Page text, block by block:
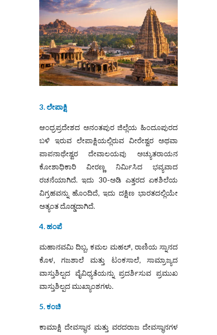
3. ಲೇಪಾಕ್ಷಿ
ಆಂಧ್ರಪ್ರದೇಶದ ಅನಂತಪುರ ಜಿಲ್ಲೆಯ ಹಿಂದೂಪುರದ
ಬಳಿ ಇರುವ ಲೇಪಾಕ್ಷಿಯಲ್ಲಿರುವ ವೀರೇಶ್ವರ ಅಥವಾ
ಪಾಪನಾಥೇಶ್ವರ ದೇವಾಲಯವು ಅಚ್ಯುತರಾಯನ
ಕೋಶಾಧಿಕಾರಿ ವೀರಣ್ಣ ನಿರ್ಮಿಸಿದ ಭವ್ಯವಾದ
ರಚನೆಯಾಗಿದೆ. ಇದು 30-ಅಡಿ ಎತ್ತರದ ಏಕಶಿಲೆಯ
ವಿಗ್ರಹವನ್ನು ಹೊಂದಿದೆ, ಇದು ದಕ್ಷಿಣ ಭಾರತದಲ್ಲಿಯೇ
ಅತ್ಯಂತ ದೊಡ್ಡದಾಗಿದೆ.
4. ಹಂಪೆ
ಮಹಾನವಮಿ ದಿಬ್ಬ, ಕಮಲ ಮಹಲ್, ರಾಣಿಯ ಸ್ನಾನದ
ಕೊಳ, ಗಜಶಾಲೆ ಮತ್ತು ಟಂಕಸಾಲೆ, ಸಾಮ್ರಾಜ್ಯದ
ವಾಸ್ತುಶಿಲ್ಪದ ವೈವಿಧ್ಯತೆಯನ್ನು ಪ್ರದರ್ಶಿಸುವ ಪ್ರಮುಖ
ವಾಸ್ತುಶಿಲ್ಪದ ಮುಖ್ಯಾಂಶಗಳು.
5. ಕಂಚಿ
ಕಾಮಾಕ್ಷಿ ದೇವಸ್ಥಾನ ಮತ್ತು ವರದರಾಜ ದೇವಸ್ಥಾನಗಳ